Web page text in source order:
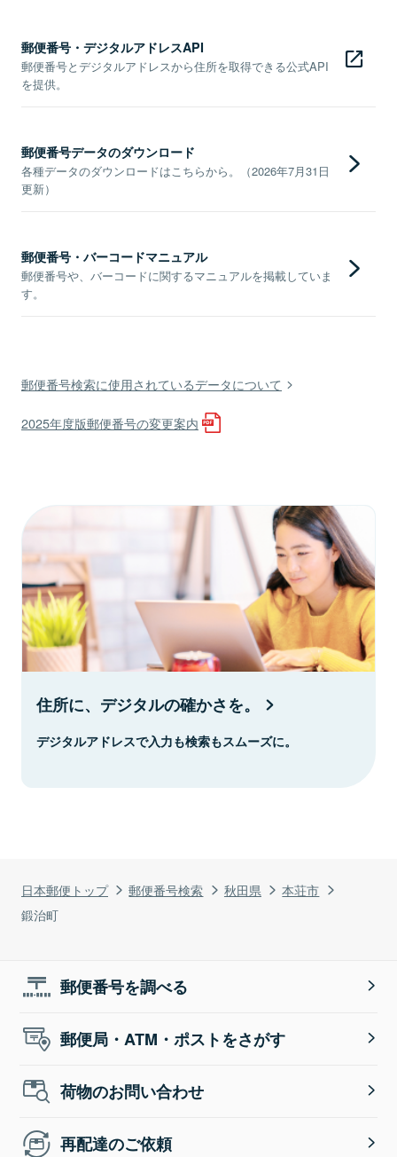
日本郵便トップ 郵便番号検索 秋田県
本荘市
鍛治町
郵便番号・デジタルアドレスAPI
郵便番号とデジタルアドレスから住所を取得できる公式API
を提供。
郵便番号データのダウンロード
各種データのダウンロードはこちらから。（2026年7月31日
更新）
郵便番号・バーコードマニュアル
郵便番号や、バーコードに関するマニュアルを掲載していま
す。
郵便番号検索に使用されているデータについて
2025年度版郵便番号の変更案内
住所に、デジタルの確かさを。
デジタルアドレスで入力も検索もスムーズに。
郵便番号を調べる
郵便局・ATM・ポストをさがす
荷物のお問い合わせ
再配達のご依頼